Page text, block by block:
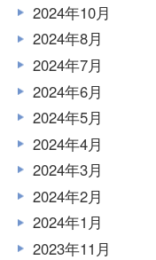
2024年10月
2024年8月
2024年7月
2024年6月
2024年5月
2024年4月
2024年3月
2024年2月
2024年1月
2023年11月